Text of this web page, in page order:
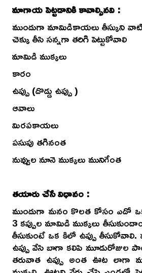
మాగాయ పెట్టడానికి కావాల్సినవి :
ముందుగా మామిడికాయలు తీస్కుని
చెక్కు తీసి సన్నగా తరిగి పెట్టుకోవాలి
మామిడి ముక్కలు
కారం
ఉప్పు (దొడ్డు ఉప్పు )
ఆవాలు
మిరపకాయలు
పసుపు తగినంత
నువ్వుల నూనె ముక్కలు మునిగేంత
తయారు చేసే విధానం :
ముందుగా మనం కొలత కోసం ఎదో
3 కప్పుల మామిడి ముక్కలు
తీసుకుంటే ఒక కిలో ఉప్పు
ఉప్పు వేసి బాగా కలిపి మూడురోజుల
తరువాత ఉప్పు అంత ఊట లాగా